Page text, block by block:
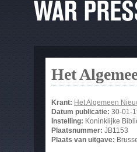
Het
Krant: Het Algemeen
Datum publicatie: 30-01-
Instelling: Koninklijke
Plaatsnummer: JB1153
Plaats van uitgave: